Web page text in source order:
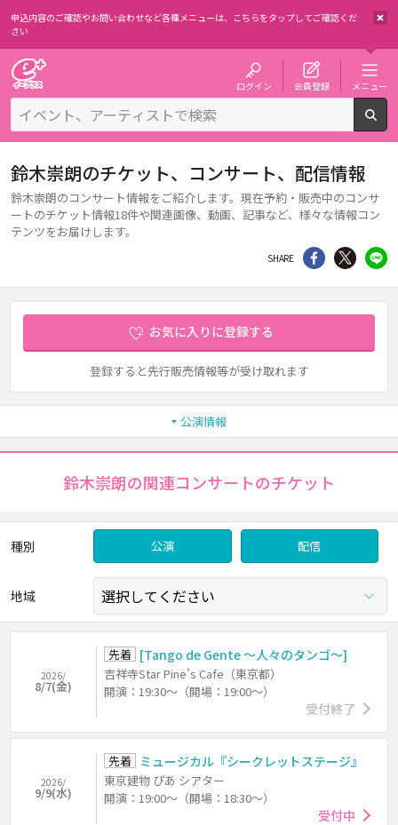
申込内容のご確認やお問い合わせなど各種メニューは、 こちらをタップしてご確認くだ
さい
ログイン 会員登録 メニュー
鈴木崇朗のチケット、コンサート、配信情報
鈴木崇朗のコンサート情報をご紹介します。現在予約・販売中のコンサ
ートのチケット情報18件や関連画像、動画、記事など、様々な情報コン
テンツをお届けします。
SHARE シェア Twitter
お気に入りに登録する
登録すると先行販売情報等が受け取れます
公演情報
鈴木崇朗の関連コンサートのチケット
種別 公演 配信
地域
2026/
8/7(金)
先着 [Tango de Gente ～人々のタンゴ～]
吉祥寺Star Pine’s Cafe（東京都）
開演：19:30～（開場：19:00～）
受付終了
2026/
9/9(水)
先着 ミュージカル『シークレットステージ』
東京建物 ぴあ シアター
開演：19:00～（開場：18:30～）
受付中